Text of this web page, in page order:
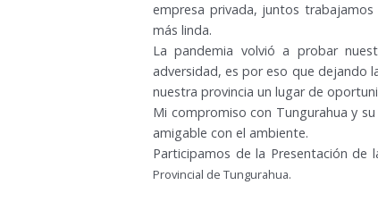
empresa privada, juntos
más linda.
La pandemia volvió a probar
adversidad, es por eso que dejando
nuestra provincia un lugar de
Mi compromiso con Tungurahua y
amigable con el ambiente.
Participamos de la Presentación de
Provincial de Tungurahua.